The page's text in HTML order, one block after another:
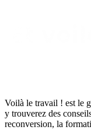
Voilà le travail ! est le
y trouverez des
reconversion, la